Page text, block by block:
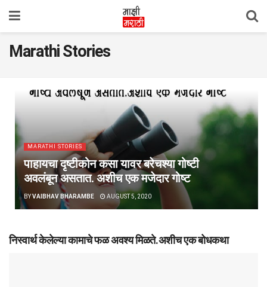
Marathi Stories
MARATHI STORIES
पाहायचा दृष्टीकोन कसा यावर बरेचश्या गोष्टी
अवलंबून असतात. अशीच एक मजेदार गोष्ट
BYVAIBHAV BHARAMBE AUGUST 5, 2020
निस्वार्थ केलेल्या कामाचे फळ अवश्य मिळते.अशीच एक बोधकथा